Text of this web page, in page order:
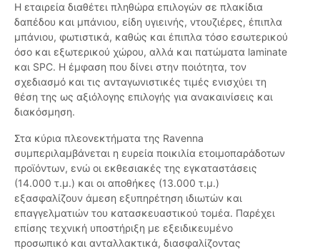
Η εταιρεία διαθέτει πληθώρα επιλογών σε πλακίδια
δαπέδου και μπάνιου, είδη υγιεινής, ντουζιέρες, έπιπλα
μπάνιου, φωτιστικά, καθώς και έπιπλα τόσο εσωτερικού
όσο και εξωτερικού χώρου, αλλά και πατώματα laminate
και SPC. Η έμφαση που δίνει στην ποιότητα, τον
σχεδιασμό και τις ανταγωνιστικές τιμές ενισχύει τη
θέση της ως αξιόλογης επιλογής για ανακαινίσεις και
διακόσμηση.
Στα κύρια πλεονεκτήματα της Ravenna
συμπεριλαμβάνεται η ευρεία ποικιλία ετοιμοπαράδοτων
προϊόντων, ενώ οι εκθεσιακές της εγκαταστάσεις
(14.000 τ.μ.) και οι αποθήκες (13.000 τ.μ.)
εξασφαλίζουν άμεση εξυπηρέτηση ιδιωτών και
επαγγελματιών του κατασκευαστικού τομέα. Παρέχει
επίσης τεχνική υποστήριξη με εξειδικευμένο
προσωπικό και ανταλλακτικά, διασφαλίζοντας